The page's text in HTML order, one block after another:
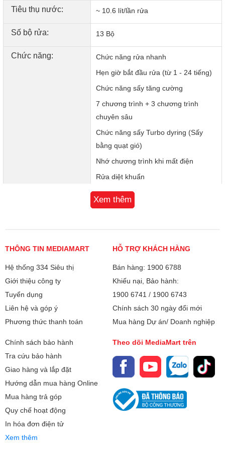
kế có sức chứa lên tới 12-13 bộ bát đĩa Châu Âu tương
đương 3-4 bữa ăn của gia đình Việt. Kèm theo đó là 3 giá
đỡ linh hoạt giúp dễ dàng xếp và dỡ bát đĩa trong quá trình
sử dụng:
1 giá để xoong nồi, bát đĩa to
1 giá để bát, đĩa nhỏ
1 giỏ để thìa, đũa, đồ sắc nhọn
Máy rửa bát Junger JG Leopard DWJ-100 có khoang
máy Inox 304 có khả năng chống oxy hóa trong môi trường
hơi nước, dễ dàng vệ sinh, bền bỉ và khả năng kháng
khuẩn.
Tiêu thụ nước: ~ 10.6 lít/lần rửa
Số bộ rửa: 13 Bộ
Chức năng:
Chức năng rửa nhanh
Hẹn giờ bắt đầu rửa (từ 1 - 24 tiếng)
Chức năng sấy tăng cường
7 chương trình + 3 chương trình
chuyên sâu
Chức năng sấy Turbo dyring (Sấy
bằng quạt gió)
Nhớ chương trình khi mất điện
Rửa diệt khuẩn
Chức năng ECO
Tính năng an toàn chống tràn - báo rò
3 giá để đồ
Có giỏ chứa muỗng, dao kéo
Ngăn chứa chất làm bóng
Ngăn chứa chất tẩy rửa
Bảo hành
48 Tháng + bảo hành động cơ 84
Xuất xứ Thái Lan
Xem thêm
THÔNG TIN MEDIAMART
Hệ thống 334 Siêu thị
Giới thiệu công ty
Tuyển dụng
Liên hệ và góp ý
Phương thức thanh toán
HỖ TRỢ KHÁCH HÀNG
Bán hàng: 1900 6788
Khiếu nại, Bảo hành:
1900 6741 / 1900 6743
Chính sách 30 ngày đổi mới
Mua hàng Dự án/ Doanh nghiệp
Chính sách bảo hành
Tra cứu bảo hành
Giao hàng và lắp đặt
Hướng dẫn mua hàng Online
Mua hàng trả góp
Quy chế hoạt động
In hóa đơn điện tử
Xem thêm
Theo dõi MediaMart trên